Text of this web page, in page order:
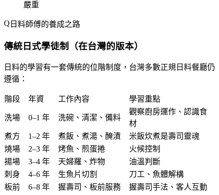
嚴重
日料師傅的養成之路
傳統日式學徒制（在台灣的版本）
日料的學習有一套傳統的位階制度，台灣多數正規日料餐廳仍
遵循：
階段 年資 工作內容 學習重點
洗場 0–1 年 洗碗、清潔、備料
觀察廚房運作、認識食
材
煮方
1–2 年 煮飯、煮湯、醃漬
米飯炊煮是壽司靈魂
燒場
2–3 年 烤魚、煎蛋捲
火候控制
揚場
3–4 年 天婦羅、炸物
油溫判斷
刺身
4–6 年 生魚片切割
刀工、魚體解構
板前
6–8 年 握壽司、板前服務
握壽司手法、客人互動